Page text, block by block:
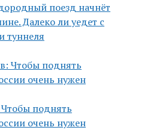
поезд начнёт
Далеко ли уедет с
туннеля
поднять
очень нужен